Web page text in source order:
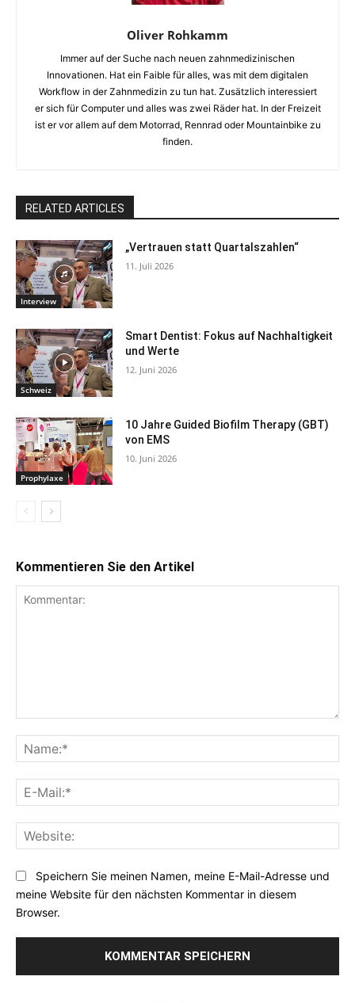
Oliver Rohkamm
Immer auf der Suche nach neuen zahnmedizinischen
Innovationen. Hat ein Faible für alles, was mit dem digitalen
Workflow in der Zahnmedizin zu tun hat. Zusätzlich interessiert
er sich für Computer und alles was zwei Räder hat. In der Freizeit
ist er vor allem auf dem Motorrad, Rennrad oder Mountainbike zu
finden.
RELATED ARTICLES
Interview
„Vertrauen statt Quartalszahlen“
11. Juli 2026
Schweiz
Smart Dentist: Fokus auf Nachhaltigkeit
und Werte
12. Juni 2026
Prophylaxe
10 Jahre Guided Biofilm Therapy (GBT)
von EMS
10. Juni 2026
Kommentieren Sie den Artikel
Speichern Sie meinen Namen, meine E-Mail-Adresse und
meine Website für den nächsten Kommentar in diesem
Browser.